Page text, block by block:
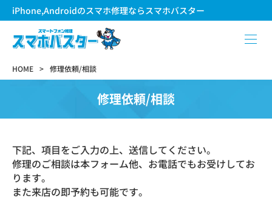
iPhone,Androidのスマホ修理ならスマホバスター
HOME 修理依頼/相談
修理依頼/相談
下記、項目をご入力の上、送信してください。
修理のご相談は本フォーム他、お電話でもお受けしてお
ります。
また来店の即予約も可能です。